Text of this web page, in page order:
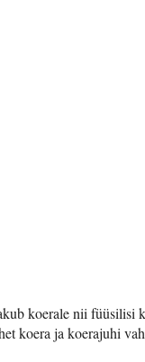
koerale nii füüsilisi
koera ja koerajuhi